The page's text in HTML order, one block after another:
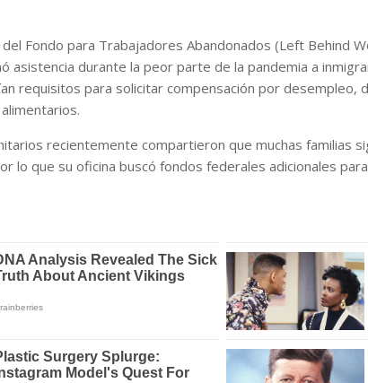
Fondo para Trabajadores Abandonados (Left Behind
asistencia durante la peor parte de la pandemia a
requisitos para solicitar compensación por desempleo,
recientemente compartieron que muchas familias
lo que su oficina buscó fondos federales adicionales